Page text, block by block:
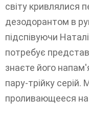
світу кривлялися
дезодорантом в
підспівуючи
потребує
знаєте його
пару-трійку серій.
проливающееся на